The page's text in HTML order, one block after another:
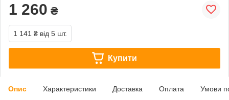
1 260 ₴
1 141 ₴ від 5 шт.
Купити
Опис Характеристики Доставка Оплата Умови